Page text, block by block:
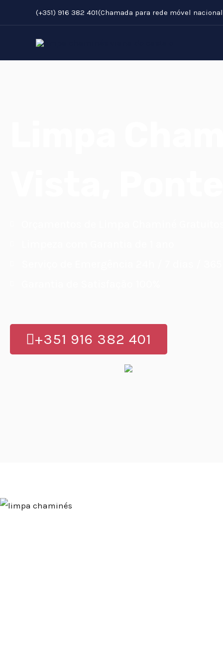
to
(+351) 916 382 401(Chamada para rede móvel
+351 916 382 401